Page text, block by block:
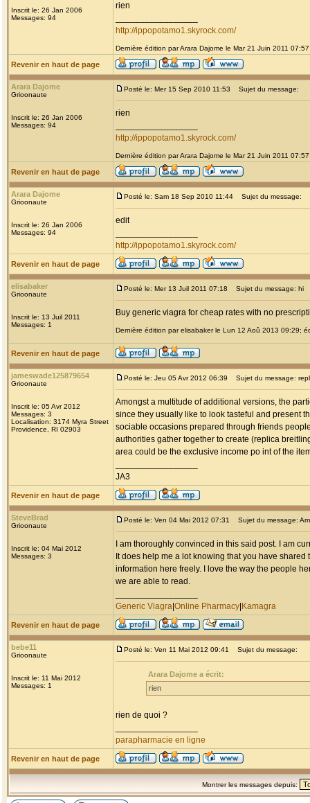
Inscrit le: 26 Jan 2006
Messages: 94
rien
http://ippopotamo1.skyrock.com/
Dernière édition par Arara Dajome le Mar 21 Juin 2011
Revenir en haut de page
Arara Dajome
Grioonaute
Inscrit le: 26 Jan 2006
Messages: 94
Posté le: Mer 15 Sep 2010 11:53 Sujet du message:
rien
http://ippopotamo1.skyrock.com/
Dernière édition par Arara Dajome le Mar 21 Juin 2011
Revenir en haut de page
Arara Dajome
Grioonaute
Inscrit le: 26 Jan 2006
Messages: 94
Posté le: Sam 18 Sep 2010 11:44 Sujet du message:
edit
http://ippopotamo1.skyrock.com/
Revenir en haut de page
elisabaker
Grioonaute
Inscrit le: 13 Juil 2011
Messages: 1
Posté le: Mer 13 Juil 2011 07:18 Sujet du message: hi
Buy generic viagra for cheap rates with no
Dernière édition par elisabaker le Lun 12 Aoû 2013 09:29;
Revenir en haut de page
jameswade125879654
Grioonaute
Inscrit le: 05 Avr 2012
Messages: 3
Localisation: 3174 Myra Street
Providence, RI 02903
Posté le: Jeu 05 Avr 2012 06:39 Sujet du message:
Amongst a multitude of additional versions, the
since they usually like to look tasteful and present
sociable occasions prepared through friends
authorities gather together to create (replica
area could be the exclusive income po int of the
JA3
Revenir en haut de page
SteveBrad
Grioonaute
Inscrit le: 04 Mai 2012
Messages: 3
Posté le: Ven 04 Mai 2012 07:31 Sujet du message:
I am thoroughly convinced in this said post. I am
It does help me a lot knowing that you have shared
information here freely. I love the way the people
we are able to read.
Generic Viagra Online Pharmacy Kamagra
Revenir en haut de page
bebe11
Grioonaute
Inscrit le: 11 Mai 2012
Messages: 1
Posté le: Ven 11 Mai 2012 09:41 Sujet du message:
Arara Dajome a écrit:
rien
rien de quoi ?
parapharmacie en ligne
Revenir en haut de page
Montrer les messages depuis: